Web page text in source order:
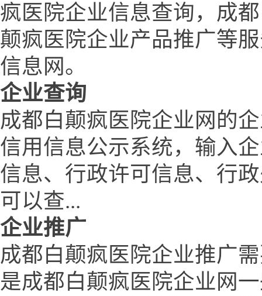
疯医院企业信息查询，成
颠疯医院企业产品推广等
信息网。
企业查询
成都白颠疯医院企业网的
信用信息公示系统，输入
信息、行政许可信息、行
可以查...
企业推广
成都白颠疯医院企业推广
是成都白颠疯医院企业网